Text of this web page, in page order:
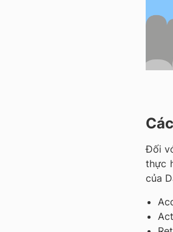
Đối
thực
của